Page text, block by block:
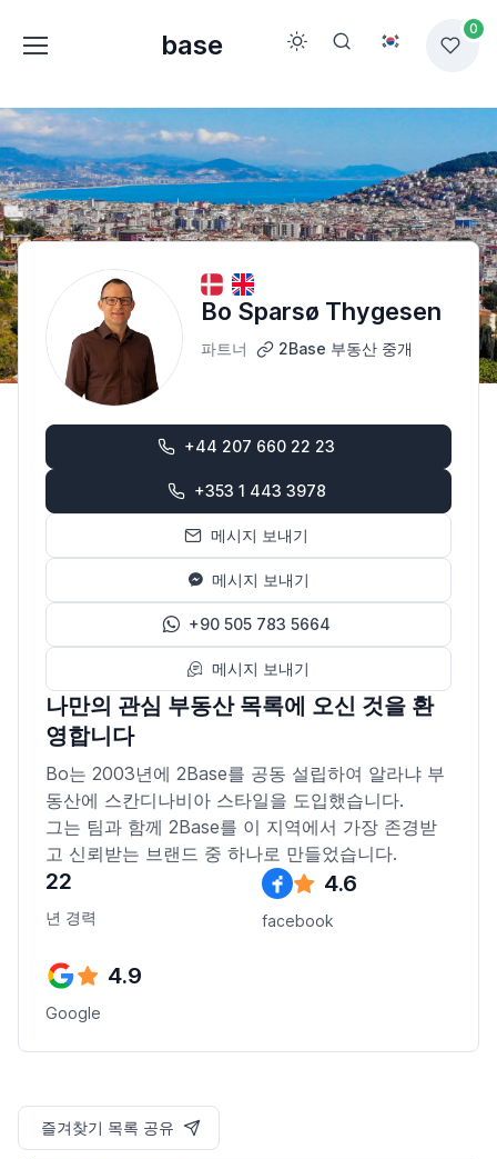
base
0
Bo Sparsø Thygesen
파트너 2Base 부동산 중개
+44 207 660 22 23
+353 1 443 3978
메시지 보내기
메시지 보내기
+90 505 783 5664
메시지 보내기
나만의 관심 부동산 목록에 오신 것을 환
영합니다
Bo는 2003년에 2Base를 공동 설립하여 알라냐 부
동산에 스칸디나비아 스타일을 도입했습니다.
그는 팀과 함께 2Base를 이 지역에서 가장 존경받
고 신뢰받는 브랜드 중 하나로 만들었습니다.
22
년 경력
4.6
facebook
4.9
Google
즐겨찾기 목록 공유